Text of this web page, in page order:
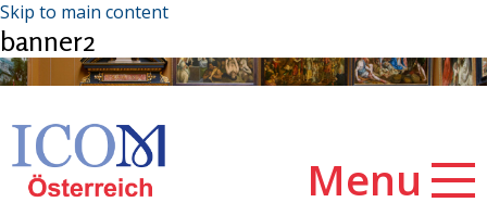
Skip to main content
banner2
Menu